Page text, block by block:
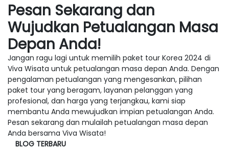
Pesan Sekarang dan
Wujudkan Petualangan Masa
Depan Anda!
Jangan ragu lagi untuk memilih paket tour Korea 2024 di
Viva Wisata untuk petualangan masa depan Anda. Dengan
pengalaman petualangan yang mengesankan, pilihan
paket tour yang beragam, layanan pelanggan yang
profesional, dan harga yang terjangkau, kami siap
membantu Anda mewujudkan impian petualangan Anda.
Pesan sekarang dan mulailah petualangan masa depan
Anda bersama Viva Wisata!
BLOG TERBARU